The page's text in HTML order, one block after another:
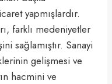
yapmışlardır.
farklı medeniyetler
sağlamıştır. Sanayi
gelişmesi ve
hacmini ve